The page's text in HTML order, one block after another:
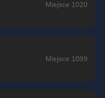
Miejsce 1020
Miejsce 1099